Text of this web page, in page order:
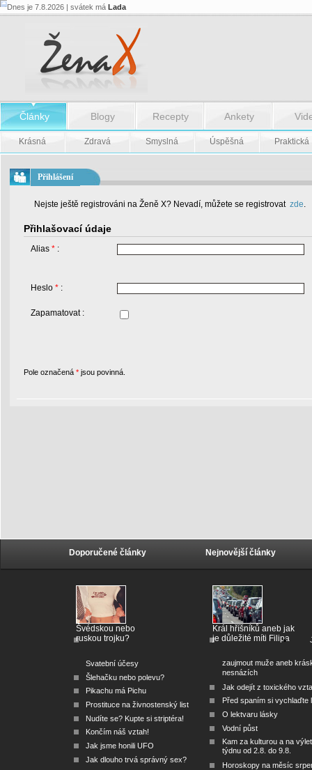
Dnes je 7.8.2026 | svátek má Lada
Články Blogy Recepty Ankety
Krásná Zdravá Smyslná Úspěšná Praktická
Přihlášení
Nejste ještě registrováni na Ženě X? Nevadí, můžete se registrovat zde.
Přihlašovací údaje
Alias * :
Heslo * :
Zapamatovat :
Pole označená * jsou povinná.
Doporučené články
Švédskou nebo
ruskou trojku?
Svatební účesy
Šlehačku nebo polevu?
Pikachu má Pichu
Prostituce na živnostenský list
Nudíte se? Kupte si striptéra!
Končím náš vztah!
Jak jsme honili UFO
Jak dlouho trvá správný sex?
Nejnovější články
Král hříšníků aneb jak
je důležité míti Filipa
zaujmout muže aneb
nesnázích
Jak odejít z toxického
Před spaním si vychlaďte
O lektvaru lásky
Vodní půst
Kam za kulturou a na
týdnu od 2.8. do 9.8.
Horoskopy na měsíc